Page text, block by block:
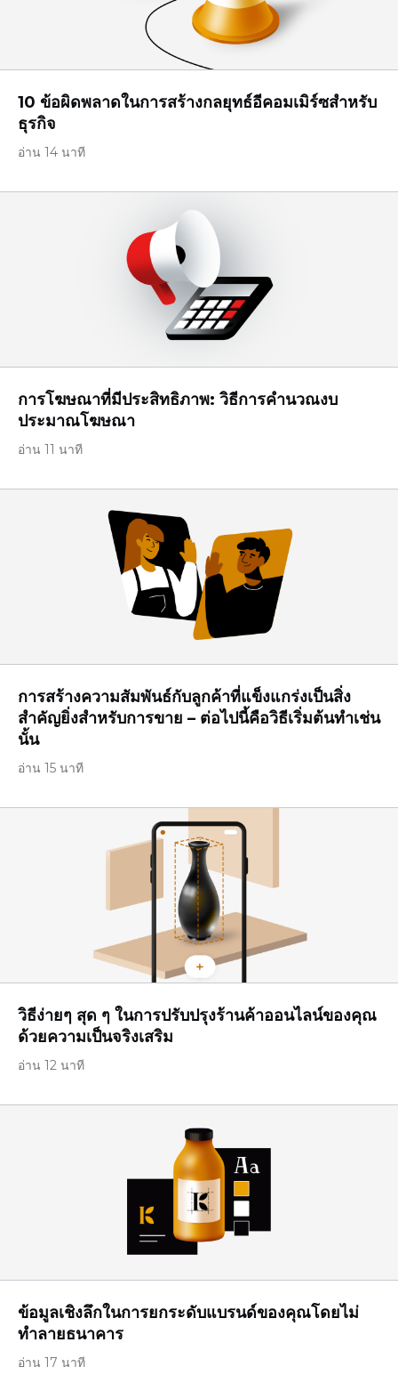
10 ข้อผิดพลาดในการสร้างกลยุทธ์อีคอมเมิร์ซสำหรับ
ธุรกิจ
อ่าน 14 นาที
การโฆษณาที่มีประสิทธิภาพ: วิธีการคำนวณงบ
ประมาณโฆษณา
อ่าน 11 นาที
การสร้างความสัมพันธ์กับลูกค้าที่แข็งแกร่งเป็นสิ่ง
สำคัญยิ่งสำหรับการขาย – ต่อไปนี้คือวิธีเริ่มต้นทำเช่น
นั้น
อ่าน 15 นาที
วิธีง่ายๆ สุด ๆ ในการปรับปรุงร้านค้าออนไลน์ของคุณ
ด้วยความเป็นจริงเสริม
อ่าน 12 นาที
ข้อมูลเชิงลึกในการยกระดับแบรนด์ของคุณโดยไม่
ทำลายธนาคาร
อ่าน 17 นาที